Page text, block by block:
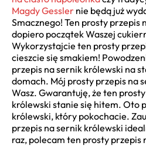
Magdy Gessler nie będą już
Smacznego! Ten prosty przepis
dopiero początek Waszej
Wykorzystajcie ten prosty
cieszcie się smakiem!
przepis na sernik królewski na
domach. Mój prosty przepis na
Wasz. Gwarantuję, że ten
królewski stanie się hitem. Oto
królewski, który pokochacie.
przepis na sernik królewski
raz, polecam ten prosty przepis